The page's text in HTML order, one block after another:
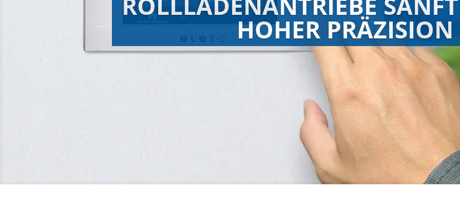
HOHER PRÄZISION